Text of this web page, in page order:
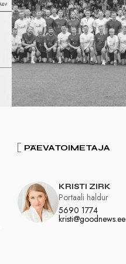
PÄEVATOIMETAJA
KRISTI ZIRK
5690 1774
kristi@goodnews.ee
Portaali haldur